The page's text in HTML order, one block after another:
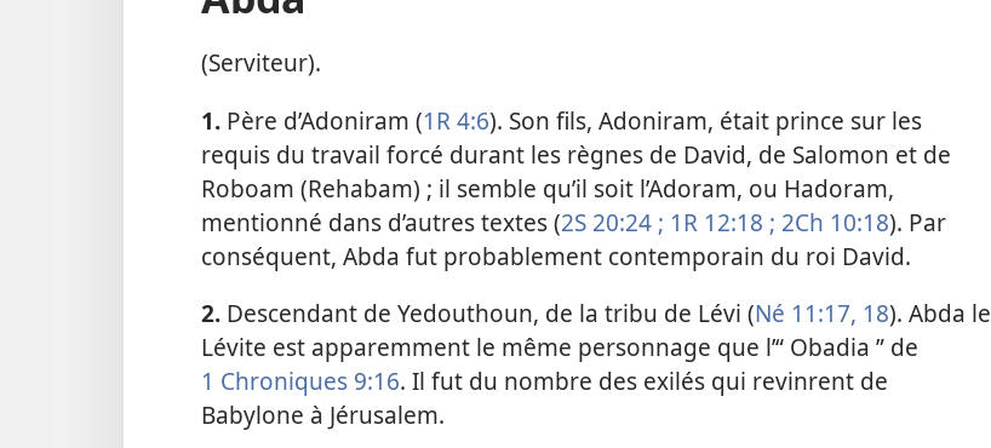
(Serviteur).
1. Père d’Adoniram (1R 4:6). Son fils, Adoniram, était prince sur les
requis du travail forcé durant les règnes de David, de Salomon et de
Roboam (Rehabam) ; il semble qu’il soit l’Adoram, ou Hadoram,
mentionné dans d’autres textes (2S 20:24 ; 1R 12:18 ; 2Ch 10:18). Par
conséquent, Abda fut probablement contemporain du roi David.
2. Descendant de Yedouthoun, de la tribu de Lévi (Né 11:17, 18). Abda le
Lévite est apparemment le même personnage que l’“ Obadia ” de
1 Chroniques 9:16. Il fut du nombre des exilés qui revinrent de
Babylone à Jérusalem.